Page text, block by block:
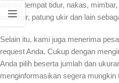
depan/ tempat tidur, nakas,
souvenir, patung ukir dan lain
Selain itu, kami juga menerima
request Anda. Cukup dengan
Anda pilih beserta jumlah dan
menginformasikan segera mungkin